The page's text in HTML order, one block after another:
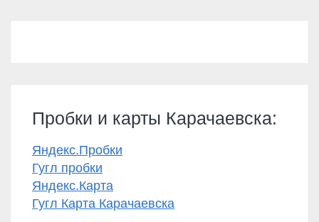
Пробки и карты Карачаевска:
Яндекс.Пробки
Гугл пробки
Яндекс.Карта
Гугл Карта Карачаевска